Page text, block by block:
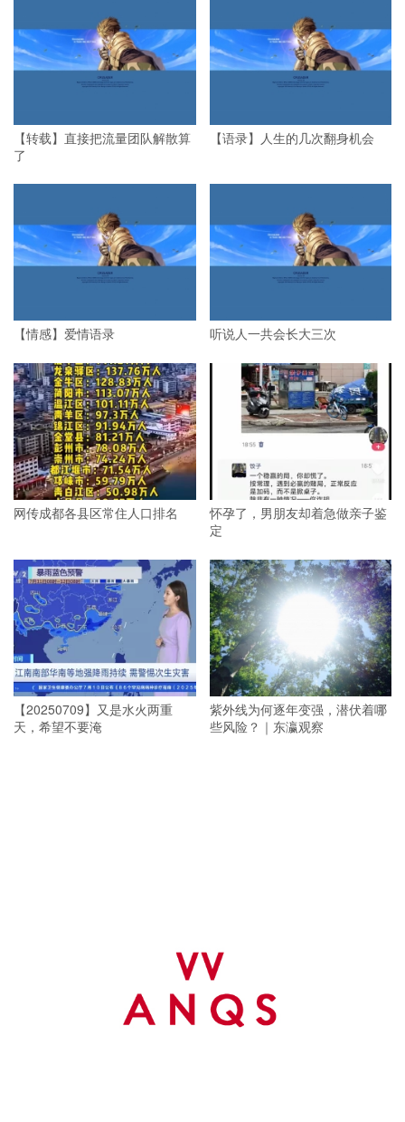
【转载】直接把流量团队解散算
了
【语录】人生的几次翻身机会
【情感】爱情语录 听说人一共会长大三次
网传成都各县区常住人口排名
怀孕了，男朋友却着急做亲子鉴
定
【20250709】又是水火两重
天，希望不要淹
紫外线为何逐年变强，潜伏着哪
些风险？｜东瀛观察